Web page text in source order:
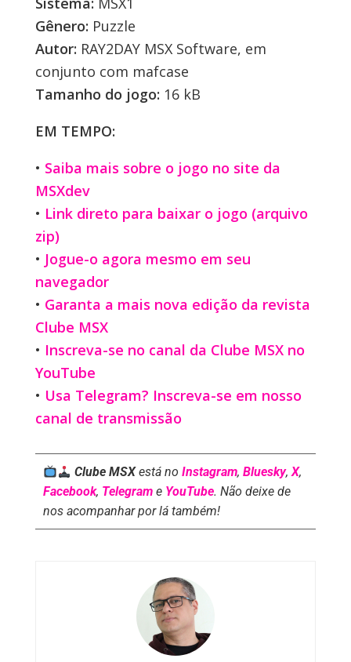
Gênero: Puzzle
Autor: RAY2DAY MSX Software, em
conjunto com mafcase
Tamanho do jogo: 16 kB
EM TEMPO:
• Saiba mais sobre o jogo no site da
MSXdev
• Link direto para baixar o jogo (arquivo
zip)
• Jogue-o agora mesmo em seu
navegador
• Garanta a mais nova edição da revista
Clube MSX
• Inscreva-se no canal da Clube MSX no
YouTube
• Usa Telegram? Inscreva-se em nosso
canal de transmissão
Clube MSXestá noInstagram,Bluesky,X,
Facebook, Telegrame YouTube. Não deixe de
nos acompanhar por lá também!